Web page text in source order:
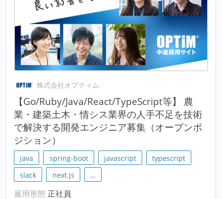
株式会社オプティム
【Go/Ruby/Java/React/TypeScript等】 農
業・建築土木・情シス業界の人手不足を技術
で解決する開発エンジニア募集（オープンポ
ジション）
java spring-boot javascript
typescript
slack
next.js …
雇用形態 正社員